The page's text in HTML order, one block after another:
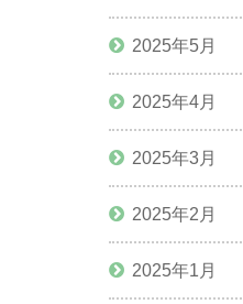
2025年5月
2025年4月
2025年3月
2025年2月
2025年1月